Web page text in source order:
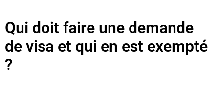
Qui doit faire une demande
de visa et qui en est exempté
?